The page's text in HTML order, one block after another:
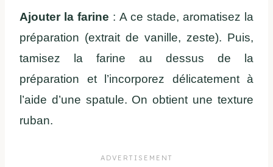
Ajouter la farine : A ce stade, aromatisez la
préparation (extrait de vanille, zeste). Puis,
tamisez la farine au dessus de la
préparation et l’incorporez délicatement à
l’aide d’une spatule. On obtient une texture
ruban.